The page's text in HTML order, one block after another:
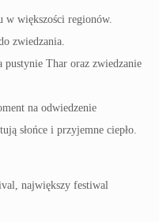
większości regionów.
zwiedzania.
pustynie Thar oraz zwiedzanie
na odwiedzenie
słońce i przyjemne ciepło.
największy festiwal